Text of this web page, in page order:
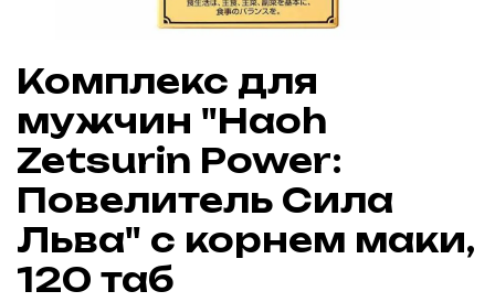
Комплекс для
мужчин "Haoh
Zetsurin Power:
Повелитель Сила
Льва" с корнем маки,
120 таб